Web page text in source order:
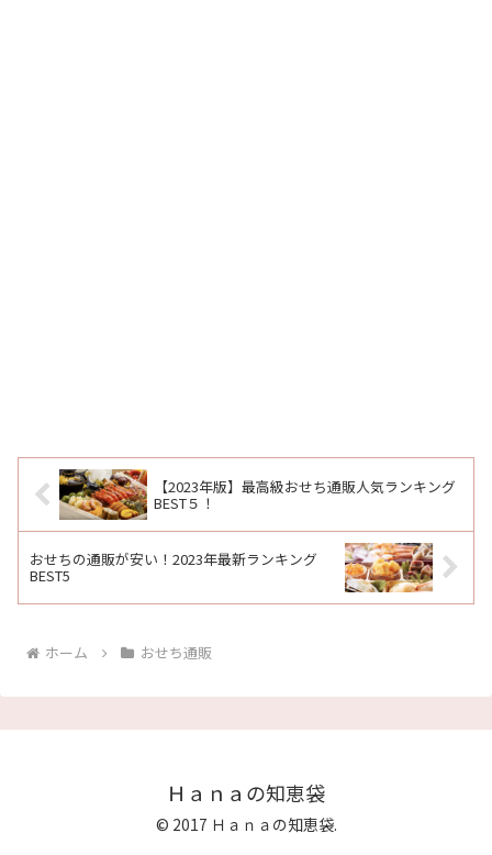
【2023年版】最高級おせち通販人気ランキング
BEST５！
おせちの通販が安い！2023年最新ランキング
BEST5
ホーム おせち通販
Ｈａｎａの知恵袋
© 2017 Ｈａｎａの知恵袋.